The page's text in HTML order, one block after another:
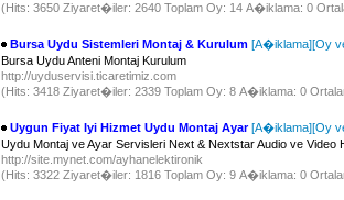
(Hits: 3650 Ziyaret�iler: 2640 Toplam Oy: 14 A�iklama: 0
Bursa Uydu Sistemleri Montaj & Kurulum [A�iklama][Oy
Bursa Uydu Anteni Montaj Kurulum
http://uyduservisi.ticaretimiz.com
(Hits: 3418 Ziyaret�iler: 2339 Toplam Oy: 8 A�iklama: 0
Uygun Fiyat Iyi Hizmet Uydu Montaj Ayar [A�iklama][Oy
Uydu Montaj ve Ayar Servisleri Next & Nextstar Audio ve Video
http://site.mynet.com/ayhanelektironik
(Hits: 3322 Ziyaret�iler: 1816 Toplam Oy: 9 A�iklama: 0